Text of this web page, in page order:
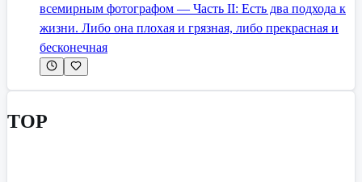
всемирным фотографом — Часть II: Есть два подхода к
жизни. Либо она плохая и грязная, либо прекрасная и
бесконечная
TOP